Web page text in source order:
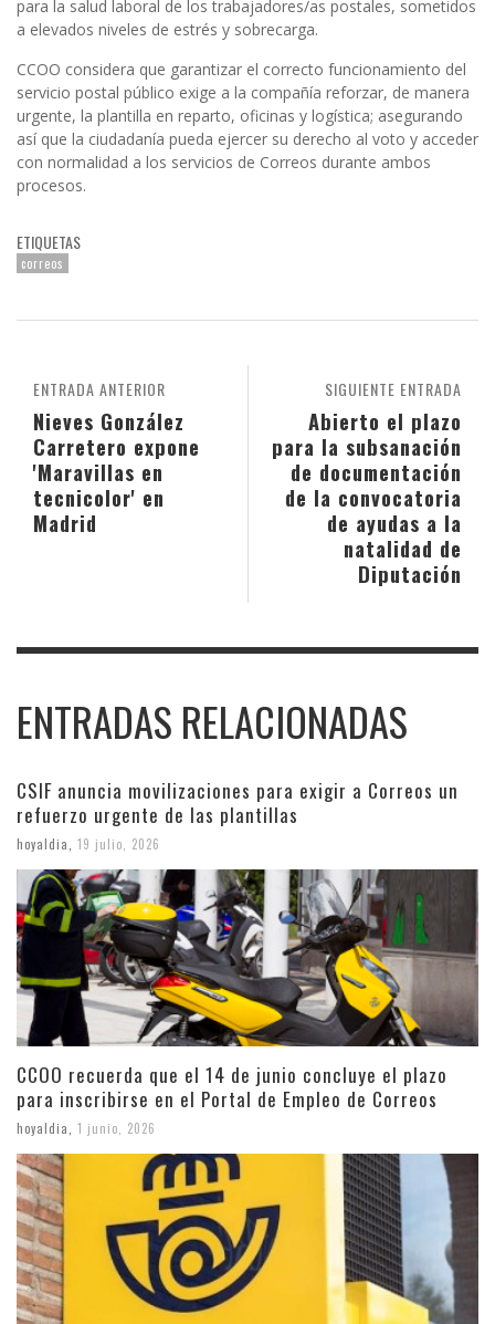
para la salud laboral de los trabajadores/as postales, sometidos
a elevados niveles de estrés y sobrecarga.
CCOO considera que garantizar el correcto funcionamiento del
servicio postal público exige a la compañía reforzar, de manera
urgente, la plantilla en reparto, oficinas y logística; asegurando
así que la ciudadanía pueda ejercer su derecho al voto y acceder
con normalidad a los servicios de Correos durante ambos
procesos.
ETIQUETAS
correos
SIGUIENTE ENTRADA
Abierto el plazo
para la subsanación
de documentación
de la convocatoria
de ayudas a la
natalidad de
Diputación
ENTRADA ANTERIOR
Nieves González
Carretero expone
'Maravillas en
tecnicolor' en
Madrid
ENTRADAS RELACIONADAS
CSIF anuncia movilizaciones para exigir a Correos un
refuerzo urgente de las plantillas
hoyaldia 19 julio, 2026
CCOO recuerda que el 14 de junio concluye el plazo
para inscribirse en el Portal de Empleo de Correos
hoyaldia 1 junio, 2026